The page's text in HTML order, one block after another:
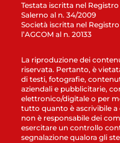
Testata iscritta nel
Salerno al n. 34/2009
Società iscritta nel
l’AGCOM al n. 20133
La riproduzione dei
riservata. Pertanto, è
di testi, fotografie,
aziendali e pubblicitarie,
elettronico/digitale o per
tutto quanto è ascrivibile a
non è responsabile dei
esercitare un controllo
segnalazione qualora gli